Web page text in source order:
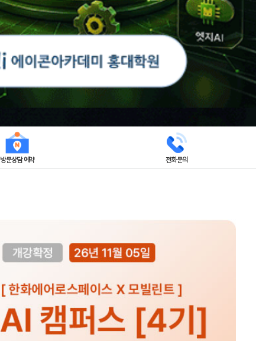
방문상담 예약 전화문의